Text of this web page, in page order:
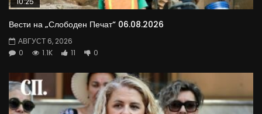
Вести на „Слободен Печат“ 06.08.2026
АВГУСТ 6, 2026
0
1.1K 11 0